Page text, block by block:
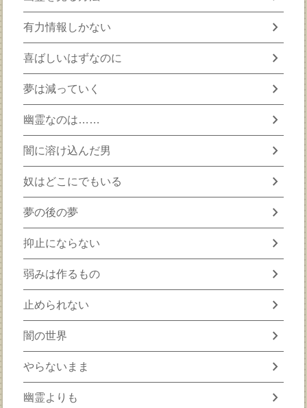
有力情報しかない chevron_right
喜ばしいはずなのに chevron_right
夢は減っていく chevron_right
幽霊なのは…… chevron_right
闇に溶け込んだ男 chevron_right
奴はどこにでもいる chevron_right
夢の後の夢 chevron_right
抑止にならない chevron_right
弱みは作るもの chevron_right
止められない chevron_right
闇の世界 chevron_right
やらないまま chevron_right
幽霊よりも chevron_right